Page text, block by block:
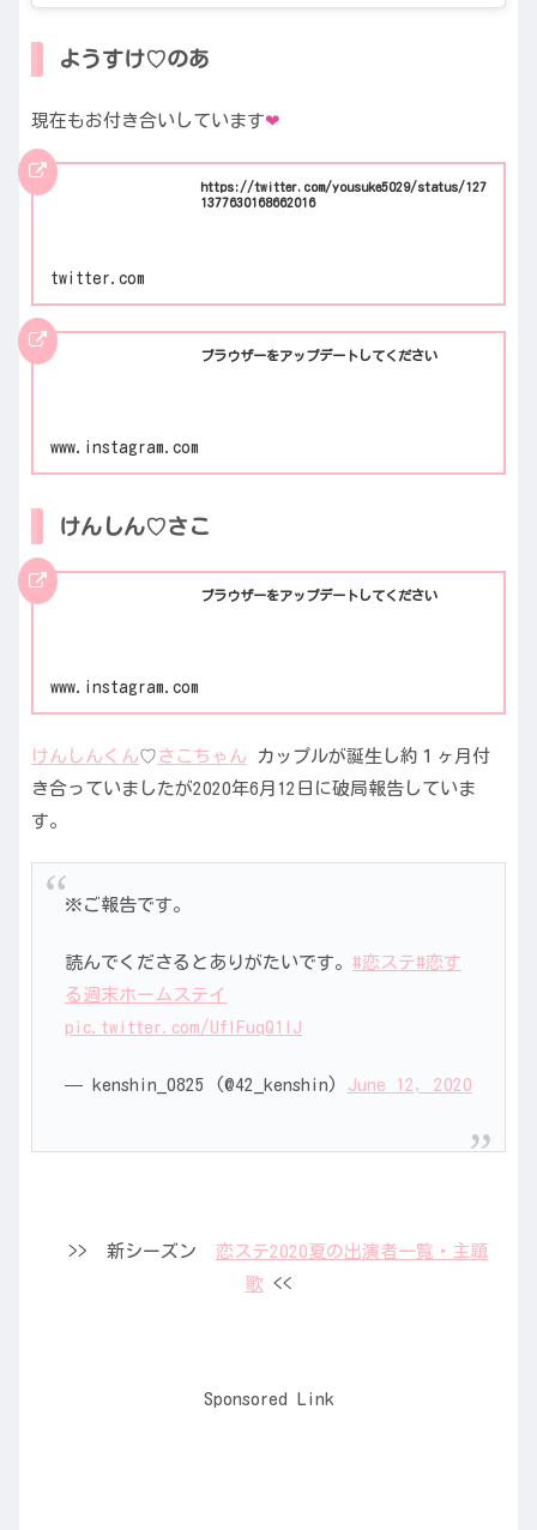
ようすけ♡のあ
現在もお付き合いしています❤︎
https://twitter.com/yousuke5029/status/127
1377630168662016
twitter.com
ブラウザーをアップデートしてください
www.instagram.com
けんしん♡さこ
ブラウザーをアップデートしてください
www.instagram.com
けんしんくん♡ さこちゃん カップルが誕生し約１ヶ月付
き合っていましたが2020年6月12日に破局報告していま
す。
※ご報告です。
読んでくださるとありがたいです。 #恋ステ#恋す
る週末ホームステイ
pic.twitter.com/UflFuqQ1IJ
— kenshin_0825 (@42_kenshin) June 12, 2020
>> 新シーズン 恋ステ2020夏の出演者一覧・主題
歌 <<
Sponsored Link